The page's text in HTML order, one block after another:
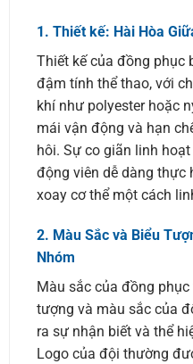
1. Thiết kế: Hài Hòa
Thiết kế của đồng phục
đậm tính thể thao, với
khí như polyester hoặc
mái vận động và hạn
hôi. Sự co giãn linh
động viên dễ dàng thực
xoay cơ thể một cách
2. Màu Sắc và Biểu
Nhóm
Màu sắc của đồng
tượng và màu sắc của
ra sự nhận biết và thể
Logo của đội thường